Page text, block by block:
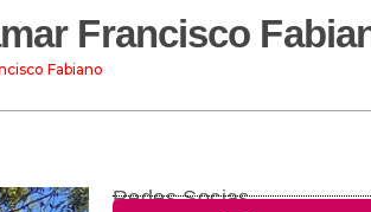
Francisco
Fabiano
Redes Socias